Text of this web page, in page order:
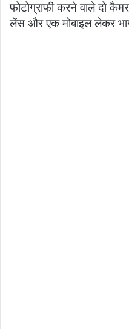
फोटोग्राफी करने वाले दो
लेंस और एक मोबाइल लेकर